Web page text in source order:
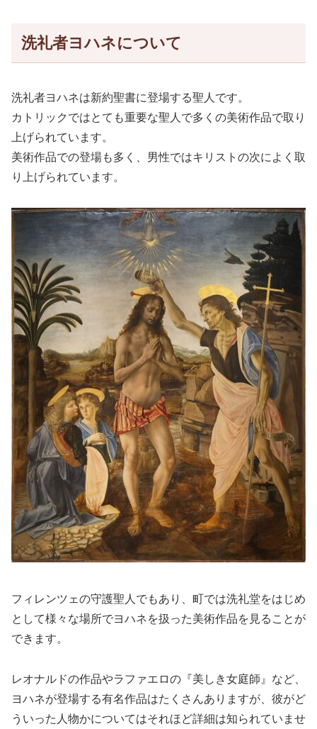
洗礼者ヨハネについて
洗礼者ヨハネは新約聖書に登場する聖人です。
カトリックではとても重要な聖人で多くの美術作品で取り
上げられています。
美術作品での登場も多く、男性ではキリストの次によく取
り上げられています。
フィレンツェの守護聖人でもあり、町では洗礼堂をはじめ
として様々な場所でヨハネを扱った美術作品を見ることが
できます。
レオナルドの作品やラファエロの『美しき女庭師』など、
ヨハネが登場する有名作品はたくさんありますが、彼がど
ういった人物かについてはそれほど詳細は知られていませ